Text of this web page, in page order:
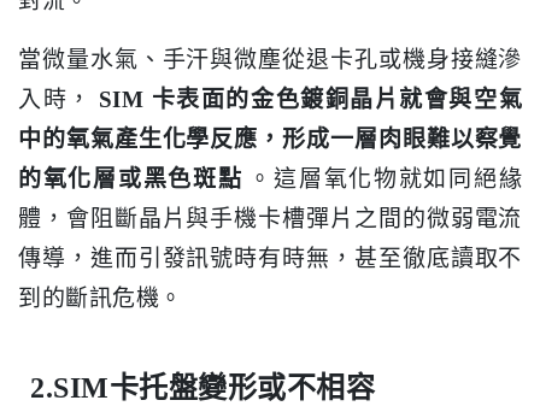
當微量水氣、手汗與微塵從退卡孔或機身接縫滲
入時，
SIM 卡表面的金色鍍銅晶片就會與空氣
中的氧氣產生化學反應，形成一層肉眼難以察覺
的氧化層或黑色斑點 。這層氧化物就如同絕緣
體，會阻斷晶片與手機卡槽彈片之間的微弱電流
傳導，進而引發訊號時有時無，甚至徹底讀取不
到的斷訊危機。
2.SIM卡托盤變形或不相容